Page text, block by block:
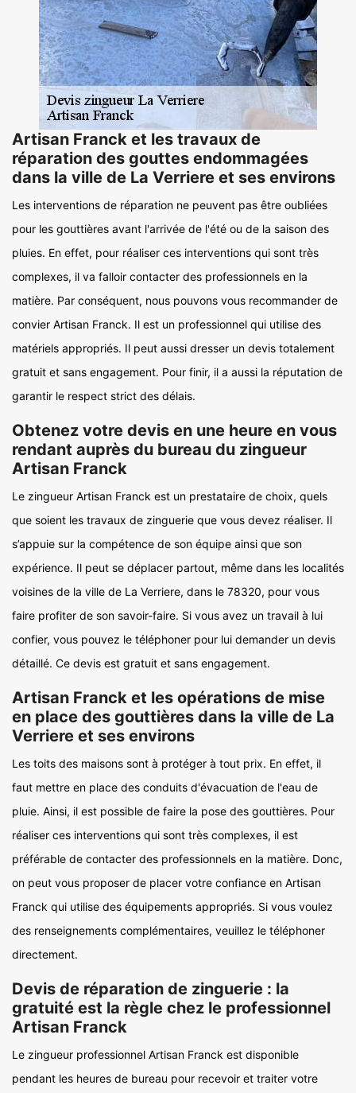
Artisan Franck et les travaux de
réparation des gouttes endommagées
dans la ville de La Verriere et ses environs
Les interventions de réparation ne peuvent pas être oubliées
pour les gouttières avant l'arrivée de l'été ou de la saison des
pluies. En effet, pour réaliser ces interventions qui sont très
complexes, il va falloir contacter des professionnels en la
matière. Par conséquent, nous pouvons vous recommander de
convier Artisan Franck. Il est un professionnel qui utilise des
matériels appropriés. Il peut aussi dresser un devis totalement
gratuit et sans engagement. Pour finir, il a aussi la réputation de
garantir le respect strict des délais.
Obtenez votre devis en une heure en vous
rendant auprès du bureau du zingueur
Artisan Franck
Le zingueur Artisan Franck est un prestataire de choix, quels
que soient les travaux de zinguerie que vous devez réaliser. Il
s’appuie sur la compétence de son équipe ainsi que son
expérience. Il peut se déplacer partout, même dans les localités
voisines de la ville de La Verriere, dans le 78320, pour vous
faire profiter de son savoir-faire. Si vous avez un travail à lui
confier, vous pouvez le téléphoner pour lui demander un devis
détaillé. Ce devis est gratuit et sans engagement.
Artisan Franck et les opérations de mise
en place des gouttières dans la ville de La
Verriere et ses environs
Les toits des maisons sont à protéger à tout prix. En effet, il
faut mettre en place des conduits d'évacuation de l'eau de
pluie. Ainsi, il est possible de faire la pose des gouttières. Pour
réaliser ces interventions qui sont très complexes, il est
préférable de contacter des professionnels en la matière. Donc,
on peut vous proposer de placer votre confiance en Artisan
Franck qui utilise des équipements appropriés. Si vous voulez
des renseignements complémentaires, veuillez le téléphoner
directement.
Devis de réparation de zinguerie : la
gratuité est la règle chez le professionnel
Artisan Franck
Le zingueur professionnel Artisan Franck est disponible
pendant les heures de bureau pour recevoir et traiter votre